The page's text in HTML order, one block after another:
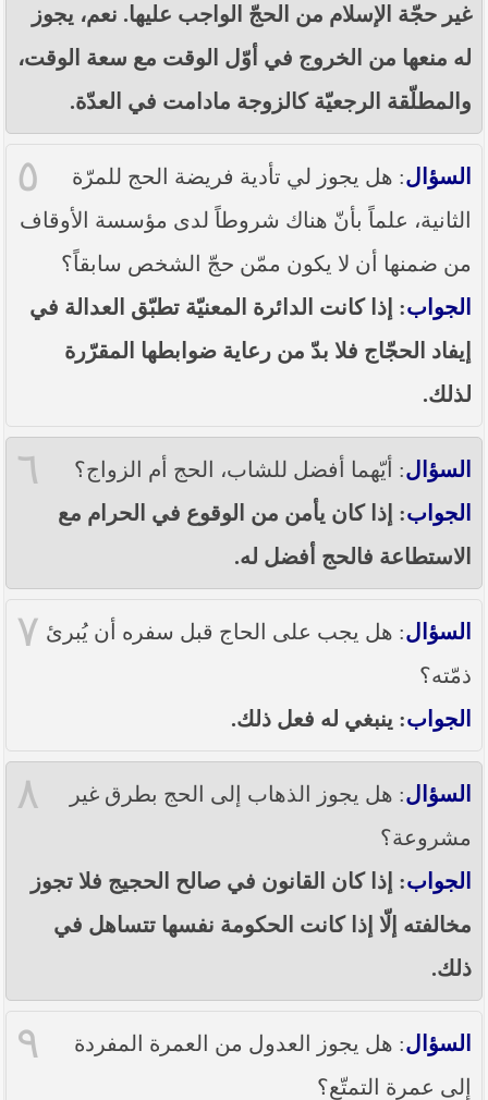
غير حجّة الإسلام من الحجّ الواجب عليها. نعم، يجوز
له منعها من الخروج في أوّل الوقت مع سعة الوقت،
والمطلّقة الرجعيّة كالزوجة مادامت في العدّة.
٥ السؤال: هل يجوز لي تأدية فريضة الحج للمرّة
الثانية، علماً بأنّ هناك شروطاً لدى مؤسسة الأوقاف
من ضمنها أن لا يكون ممّن حجّ الشخص سابقاً؟
الجواب: إذا كانت الدائرة المعنيّة تطبّق العدالة في
إيفاد الحجّاج فلا بدّ من رعاية ضوابطها المقرّرة
لذلك.
٦ السؤال: أيّهما أفضل للشاب، الحج أم الزواج؟
الجواب: إذا كان يأمن من الوقوع في الحرام مع
الاستطاعة فالحج أفضل له.
٧ السؤال: هل يجب على الحاج قبل سفره أن يُبرئ
ذمّته؟
الجواب: ينبغي له فعل ذلك.
٨ السؤال: هل يجوز الذهاب إلى الحج بطرق غير
مشروعة؟
الجواب: إذا كان القانون في صالح الحجيج فلا تجوز
مخالفته إلّا إذا كانت الحكومة نفسها تتساهل في
ذلك.
٩ السؤال: هل يجوز العدول من العمرة المفردة
إلى عمرة التمتّع؟